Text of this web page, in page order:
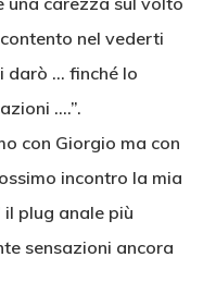
nel vederti
darò … finché lo
….”.
con Giorgio ma con
incontro la mia
plug anale più
sensazioni ancora